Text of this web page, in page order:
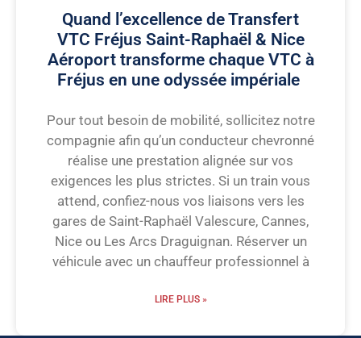
Quand l’excellence de Transfert
VTC Fréjus Saint-Raphaël & Nice
Aéroport transforme chaque VTC à
Fréjus en une odyssée impériale
Pour tout besoin de mobilité, sollicitez notre
compagnie afin qu’un conducteur chevronné
réalise une prestation alignée sur vos
exigences les plus strictes. Si un train vous
attend, confiez-nous vos liaisons vers les
gares de Saint-Raphaël Valescure, Cannes,
Nice ou Les Arcs Draguignan. Réserver un
véhicule avec un chauffeur professionnel à
LIRE PLUS »